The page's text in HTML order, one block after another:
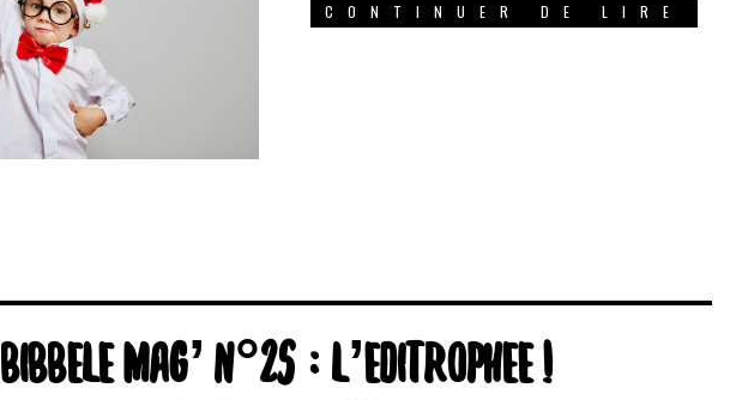
CONTINUER DE LIRE
BIBBELE MAG’ N°25 : L’EDITROPHEE !